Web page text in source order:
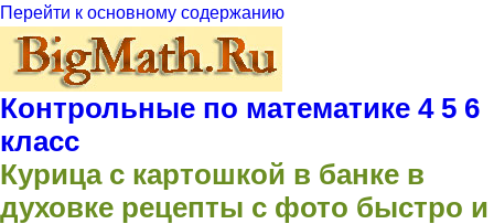
Перейти к основному содержанию
Контрольные по математике 4 5 6
класс
Курица с картошкой в банке в
духовке рецепты с фото быстро и